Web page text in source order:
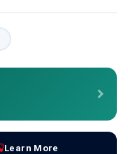
Learn More